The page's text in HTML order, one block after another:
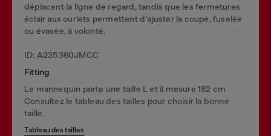
déplacent la ligne de regard, tandis que les fermetures
éclair aux ourlets permettent d’ajuster la coupe, fuselée
ou évasée, à volonté.
ID: A235360JMCC
Fitting
Le mannequin porte une taille L et il mesure 182 cm
Consultez le tableau des tailles pour choisir la bonne
taille.
Tableau des tailles